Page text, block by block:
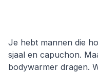
Je hebt mannen die
sjaal en capuchon.
bodywarmer dragen.